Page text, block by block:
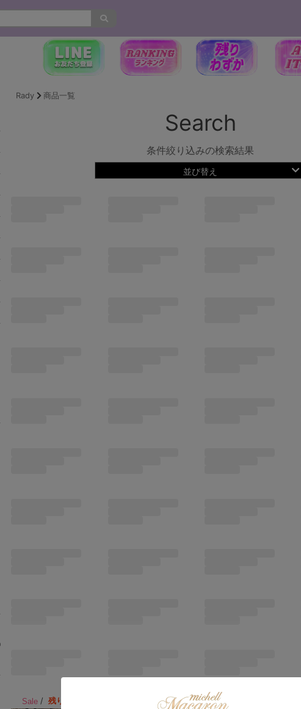
Rady 商品一覧
Search
条件絞り込みの検索結果
並び替え
Sale /残りわずか Sale